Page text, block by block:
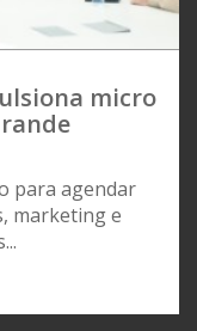
micro
para agendar
marketing e